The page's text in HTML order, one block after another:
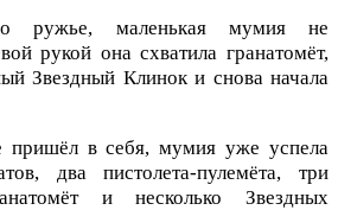
ружье, маленькая мумия не
рукой она схватила гранатомёт,
Звездный Клинок и снова начала
пришёл в себя, мумия уже успела
два пистолета-пулемёта, три
и несколько Звездных